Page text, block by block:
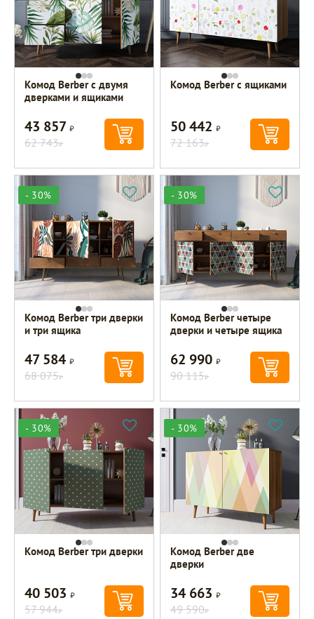
Комод Berber с двумя
дверками и ящиками
43 857Р
62 743Р
Комод Berber с ящиками
50 442Р
72 163Р
- 30%
Комод Berber три дверки
и три ящика
47 584Р
68 075Р
- 30%
Комод Berber четыре
дверки и четыре ящика
62 990Р
90 115Р
- 30%
Комод Berber три дверки
40 503Р
57 944Р
- 30%
Комод Berber две
дверки
34 663Р
49 590Р